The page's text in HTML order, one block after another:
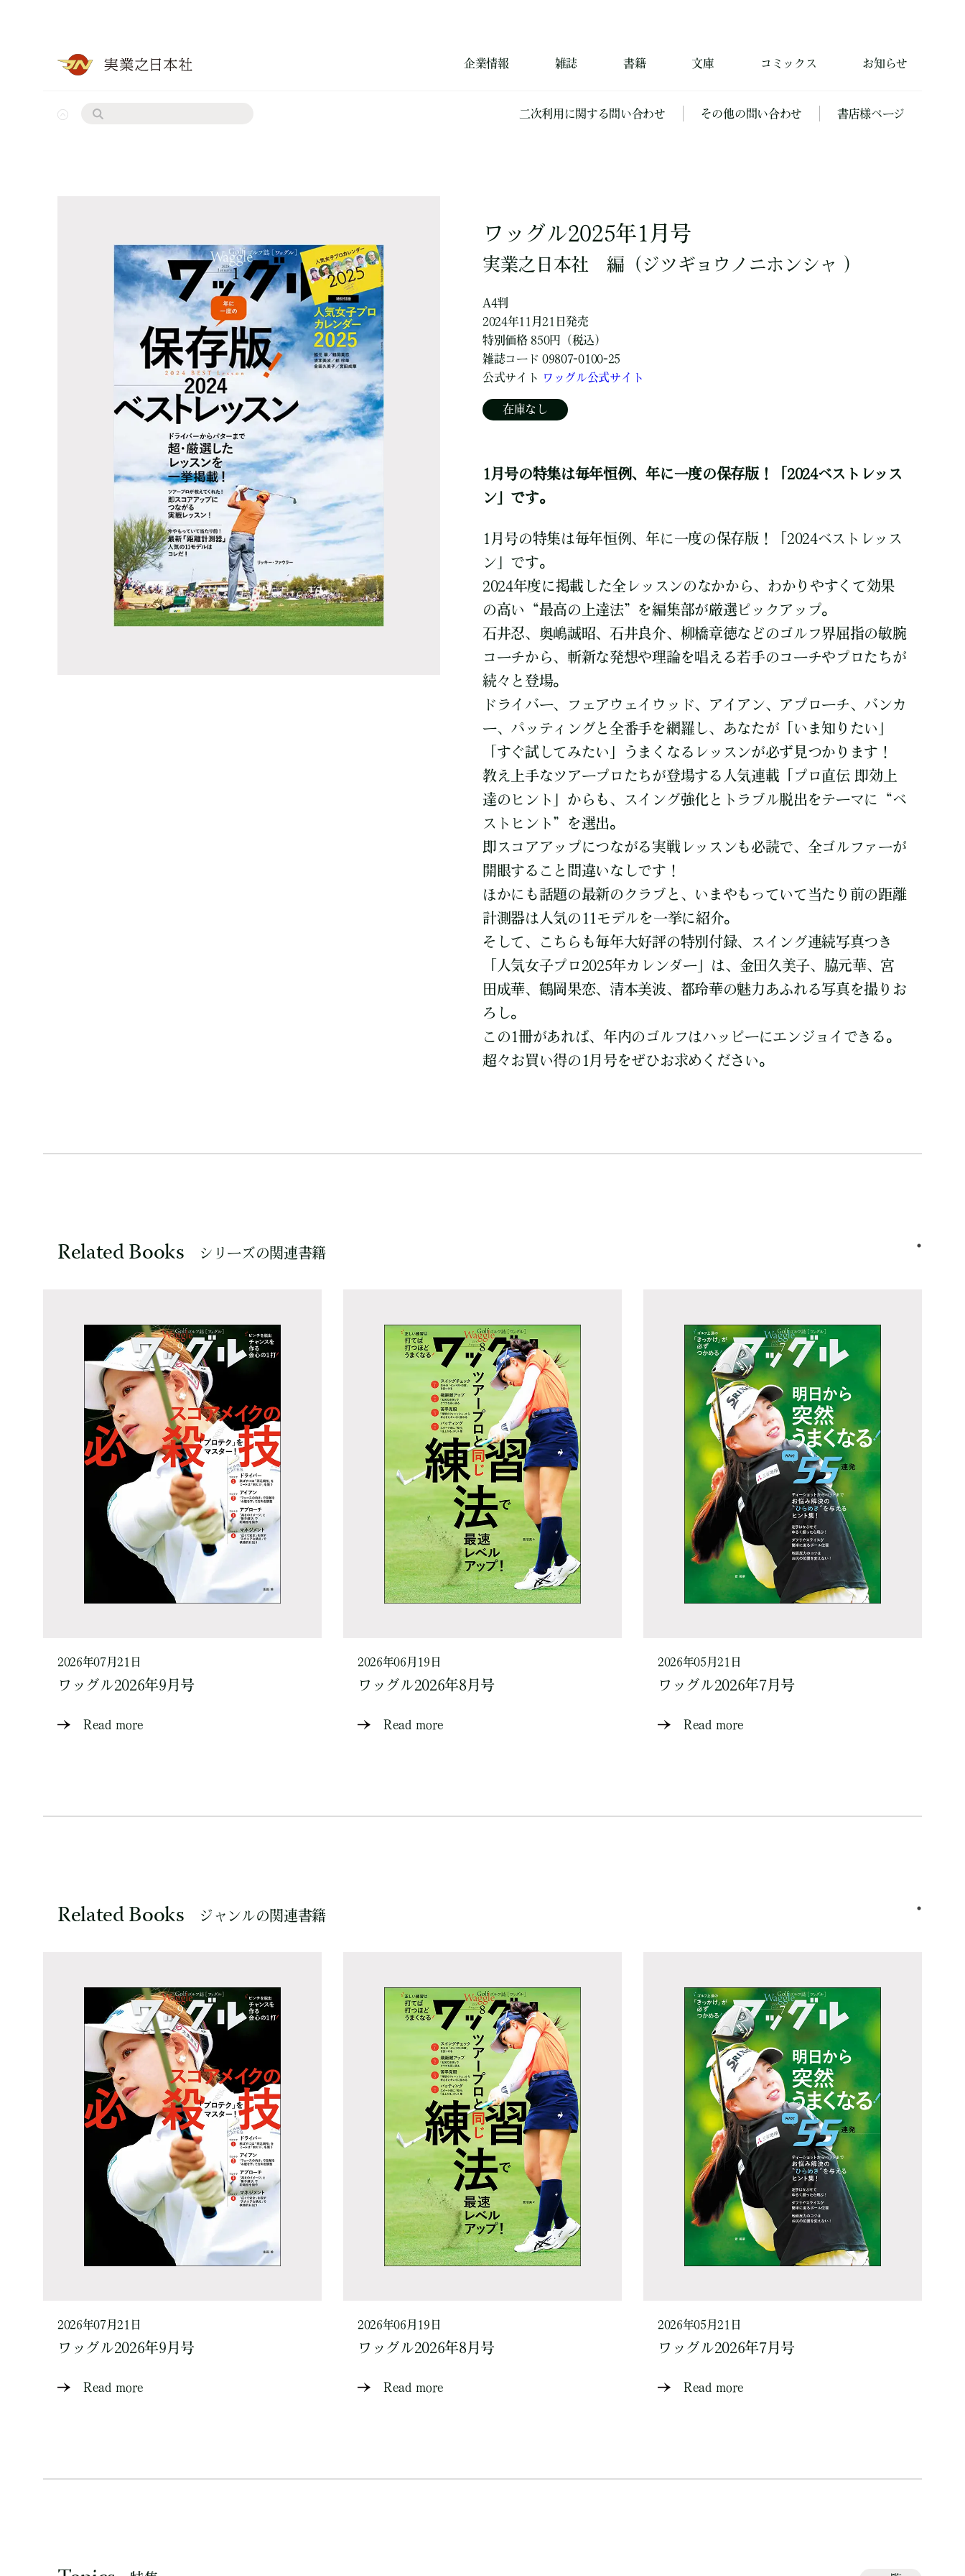
企業情報 雑誌 書籍 文庫 コミックス お知らせ
二次利用に関する問い合わせ その他の問い合わせ 書店様ページ
ワッグル2025年1月号
実業之日本社 編 （ジツギョウノニホンシャ ）
A4判
2024年11月21日発売
特別価格 850円（税込）
雑誌コード 09807-0100-25
公式サイト
ワッグル公式サイト
在庫なし
1月号の特集は毎年恒例、年に一度の保存版！「2024ベストレッス
ン」です。
1月号の特集は毎年恒例、年に一度の保存版！「2024ベストレッス
ン」です。
2024年度に掲載した全レッスンのなかから、わかりやすくて効果
の高い“最高の上達法”を編集部が厳選ピックアップ。
石井忍、奥嶋誠昭、石井良介、柳橋章徳などのゴルフ界屈指の敏腕
コーチから、斬新な発想や理論を唱える若手のコーチやプロたちが
続々と登場。
ドライバー、フェアウェイウッド、アイアン、アプローチ、バンカ
ー、パッティングと全番手を網羅し、あなたが「いま知りたい」
「すぐ試してみたい」うまくなるレッスンが必ず見つかります！
教え上手なツアープロたちが登場する人気連載「プロ直伝 即効上
達のヒント」からも、スイング強化とトラブル脱出をテーマに“ベ
ストヒント”を選出。
即スコアアップにつながる実戦レッスンも必読で、全ゴルファーが
開眼すること間違いなしです！
ほかにも話題の最新のクラブと、いまやもっていて当たり前の距離
計測器は人気の11モデルを一挙に紹介。
そして、こちらも毎年大好評の特別付録、スイング連続写真つき
「人気女子プロ2025年カレンダー」は、金田久美子、脇元華、宮
田成華、鶴岡果恋、清本美波、都玲華の魅力あふれる写真を撮りお
ろし。
この1冊があれば、年内のゴルフはハッピーにエンジョイできる。
超々お買い得の1月号をぜひお求めください。
Related Books シリーズの関連書籍
2026年07月21日
ワッグル2026年9月号
Read more
2026年06月19日
ワッグル2026年8月号
Read more
2026年05月21日
ワッグル2026年7月号
Read more
Related Books ジャンルの関連書籍
2026年07月21日
ワッグル2026年9月号
Read more
2026年06月19日
ワッグル2026年8月号
Read more
2026年05月21日
ワッグル2026年7月号
Read more